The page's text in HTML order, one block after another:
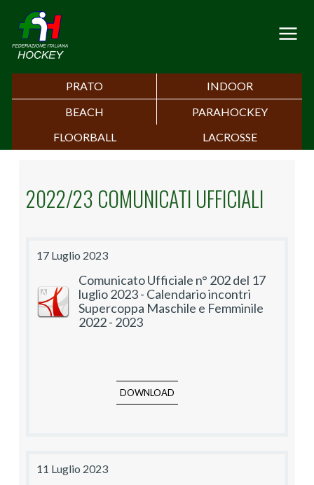
PRATO
INDOOR
BEACH
PARAHOCKEY
FLOORBALL
LACROSSE
2022/23 COMUNICATI UFFICIALI
17 Luglio 2023
Comunicato Ufficiale n° 202 del 17
luglio 2023 - Calendario incontri
Supercoppa Maschile e Femminile
2022 - 2023
DOWNLOAD
11 Luglio 2023